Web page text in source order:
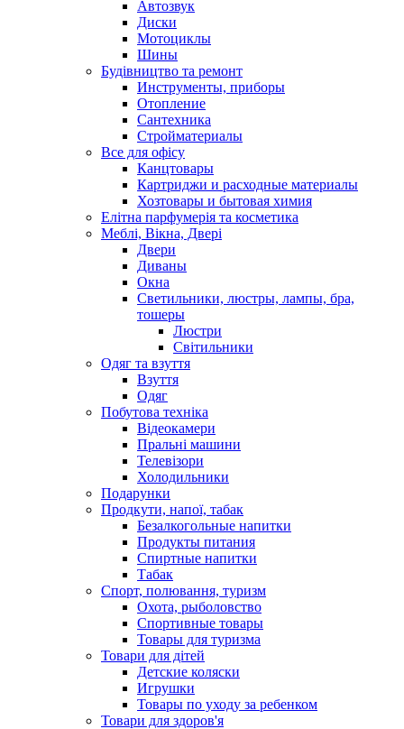
Автозвук
Диски
Мотоциклы
Шины
Будівництво та ремонт
Инструменты, приборы
Отопление
Сантехника
Стройматериалы
Все для офісу
Канцтовары
Картриджи и расходные материалы
Хозтовары и бытовая химия
Елітна парфумерія та косметика
Меблі, Вікна, Двері
Двери
Диваны
Окна
Светильники, люстры, лампы, бра,
тошеры
Люстри
Світильники
Одяг та взуття
Взуття
Одяг
Побутова техніка
Відеокамери
Пральні машини
Телевізори
Холодильники
Подарунки
Продкути, напої, табак
Безалкогольные напитки
Продукты питания
Спиртные напитки
Табак
Спорт, полювання, туризм
Охота, рыболовство
Спортивные товары
Товары для туризма
Товари для дітей
Детские коляски
Игрушки
Товары по уходу за ребенком
Товари для здоров'я